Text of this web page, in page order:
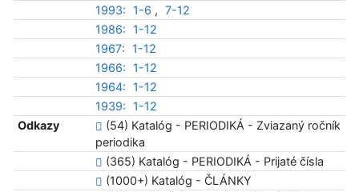
1993:
1-6 , 7-12
1986:
1-12
1967:
1-12
1966:
1-12
1964:
1-12
1939:
1-12
Odkazy
(54) Katalóg - PERIODIKÁ - Zviazaný ročník
periodika
(365) Katalóg - PERIODIKÁ - Prijaté čísla
(1000+) Katalóg - ČLÁNKY